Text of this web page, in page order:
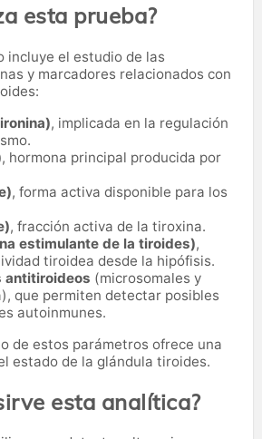
esta prueba?
incluye el estudio de las
y marcadores relacionados con
, implicada en la regulación
, hormona principal producida por
, forma activa disponible para los
, fracción activa de la tiroxina.
estimulante de la tiroides),
tiroidea desde la hipófisis.
antitiroideos (microsomales y
que permiten detectar posibles
autoinmunes.
de estos parámetros ofrece una
estado de la glándula tiroides.
esta analítica?